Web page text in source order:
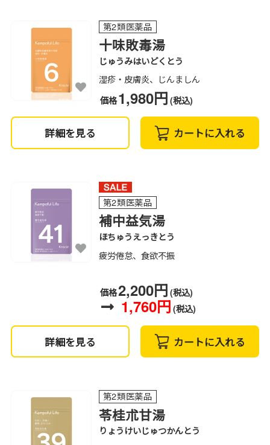
第2類医薬品
十味敗毒湯
じゅうみはいどくとう
湿疹・皮膚炎、じんましん
価格1,980円 (税込)
詳細を見る カートに入れる
第2類医薬品
補中益気湯
ほちゅうえっきとう
疲労倦怠、食欲不振
価格2,200円 (税込)
1,760円 (税込)
詳細を見る カートに入れる
第2類医薬品
苓桂朮甘湯
りょうけいじゅつかんとう